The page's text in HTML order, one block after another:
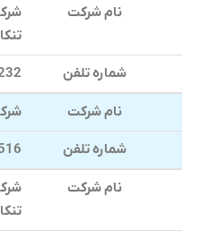
نام شرکت
شماره تلفن
نام شرکت
شماره تلفن
نام شرکت